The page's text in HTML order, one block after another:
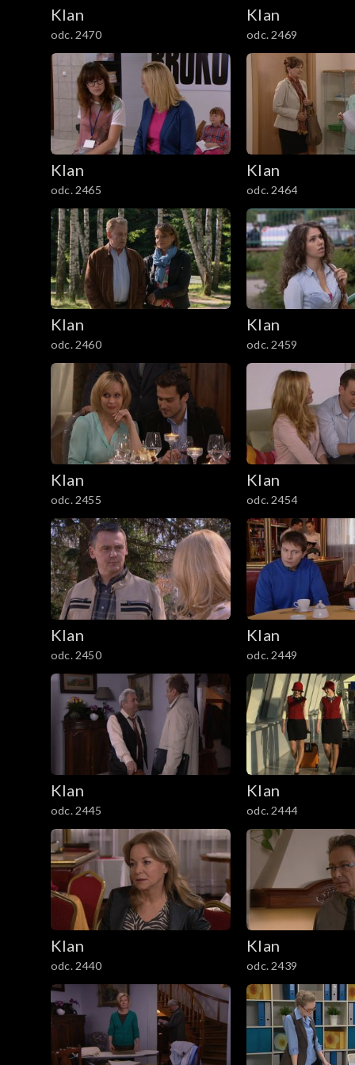
2001–2100
1901–2000
1801–1900
1701–1800
1601–1700
1501–1600
1401–1500
1301–1400
1101–1200
1001–1100
901–1000
801–900
701–800
601–700
501–600
401–500
301–400
201–300
101–200
1–100
Klan
odc. 2470
Klan
odc. 2469
Klan
odc. 2465
Klan
odc. 2464
Klan
odc. 2460
Klan
odc. 2459
Klan
odc. 2455
Klan
odc. 2454
Klan
odc. 2450
Klan
odc. 2449
Klan
odc. 2445
Klan
odc. 2444
Klan
odc. 2440
Klan
odc. 2439